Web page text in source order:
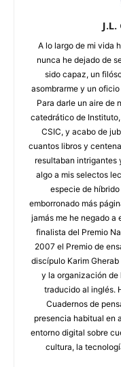
A lo largo de mi vida
nunca he dejado de
sido capaz, un
asombrarme y un
Para darle un aire de
catedrático de
CSIC, y acabo de
cuantos libros y
resultaban intrigantes
algo a mis selectos
especie de
emborronado más
jamás me he negado a
finalista del Premio
2007 el Premio de
discípulo Karim
y la organización de
traducido al inglés.
Cuadernos de
presencia habitual en
entorno digital sobre
cultura, la